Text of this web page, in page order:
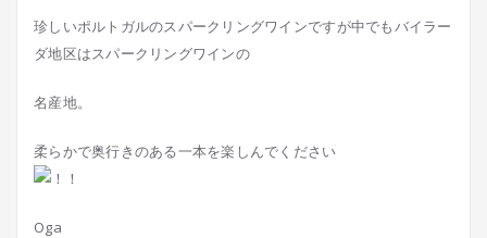
珍しいポルトガルのスパークリングワインですが中でもバイラー
ダ地区はスパークリングワインの
名産地。
柔らかで奥行きのある一本を楽しんでください
Oga